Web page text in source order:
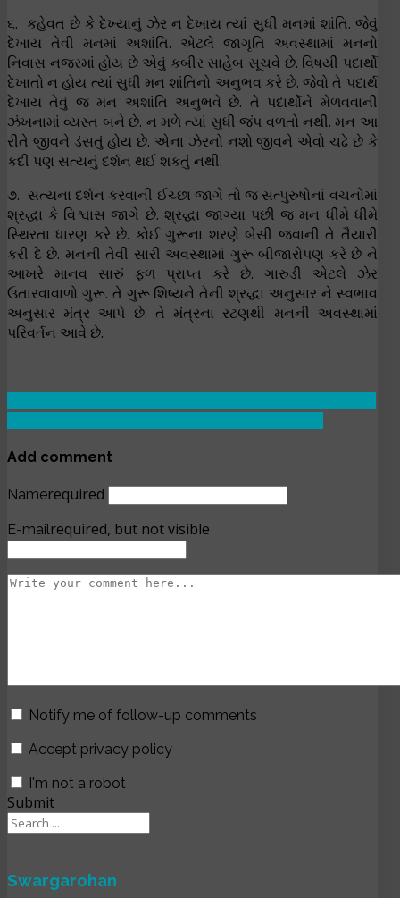
૬. કહેવત છે કે દેખ્યાનું ઝેર ન દેખાય ત્યાં સુધી મનમાં શાંતિ. જેવું
દેખાય તેવી મનમાં અશાંતિ. એટલે જાગૃતિ અવસ્થામાં મનનો
નિવાસ નજરમાં હોય છે એવું કબીર સાહેબ સૂચવે છે. વિષયી પદાર્થો
દેખાતો ન હોય ત્યાં સુધી મન શાંતિનો અનુભવ કરે છે. જેવો તે પદાર્થ
દેખાય તેવું જ મન અશાંતિ અનુભવે છે. તે પદાર્થોને મેળવવાની
ઝંખનામાં વ્યસ્ત બને છે. ન મળે ત્યાં સુધી જંપ વળતો નથી. મન આ
રીતે જીવને ડંસતું હોય છે. એના ઝેરનો નશો જીવને એવો ચઢે છે કે
કદી પણ સત્યનું દર્શન થઈ શકતું નથી.
૭. સત્યના દર્શન કરવાની ઈચ્છા જાગે તો જ સત્પુરુષોનાં વચનોમાં
શ્રદ્ધા કે વિશ્વાસ જાગે છે. શ્રદ્ધા જાગ્યા પછી જ મન ધીમે ધીમે
સ્થિરતા ધારણ કરે છે. કોઈ ગુરૂના શરણે બેસી જવાની તે તૈયારી
કરી દે છે. મનની તેવી સારી અવસ્થામાં ગુરૂ બીજારોપણ કરે છે ને
આખરે માનવ સારું ફળ પ્રાપ્ત કરે છે. ગારુડી એટલે ઝેર
ઉતારવાવાળો ગુરૂ. તે ગુરૂ શિષ્યને તેની શ્રદ્ધા અનુસાર ને સ્વભાવ
અનુસાર મંત્ર આપે છે. તે મંત્રના રટણથી મનની અવસ્થામાં
પરિવર્તન આવે છે.
Add comment
Namerequired
E-mailrequired, but not visible
Notify me of follow-up comments
Accept privacy policy
I'm not a robot
Submit
Swargarohan